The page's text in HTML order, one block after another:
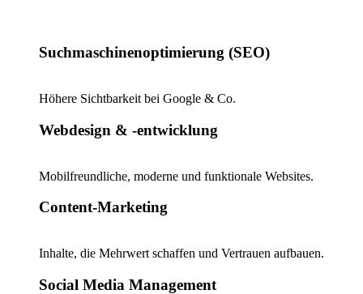
Suchmaschinenoptimierung (SEO)
Höhere Sichtbarkeit bei Google & Co.
Webdesign & -entwicklung
Mobilfreundliche, moderne und funktionale Websites.
Content-Marketing
Inhalte, die Mehrwert schaffen und Vertrauen aufbauen.
Social Media Management